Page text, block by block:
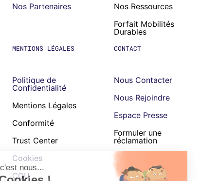
Nos Partenaires
Nos Ressources
Forfait Mobilités
Durables
MENTIONS LÉGALES
Politique de
Confidentialité
Mentions Légales
Conformité
Trust Center
Cookies
CGU
CONTACT
Nous Contacter
Nous Rejoindre
Espace Presse
Formuler une
réclamation